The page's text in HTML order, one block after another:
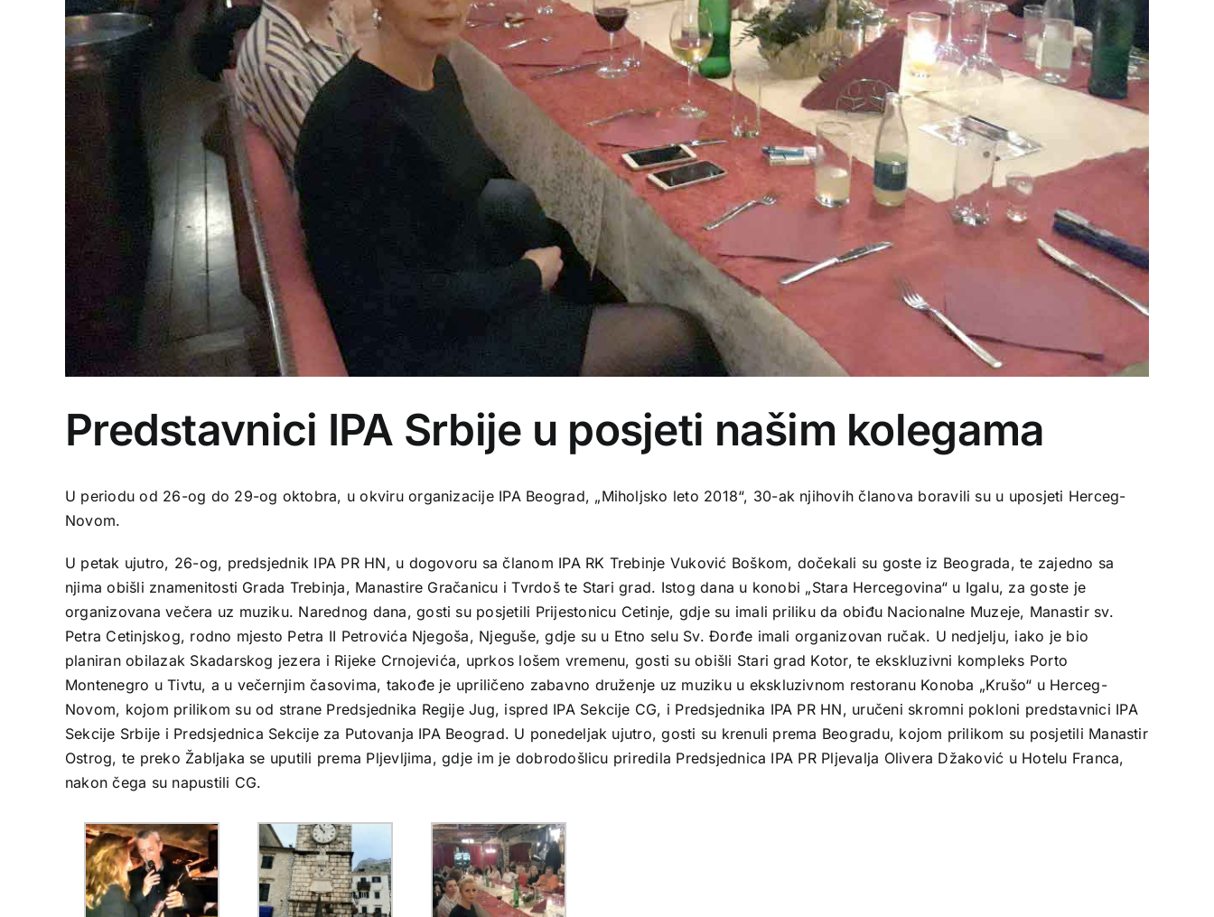
Predstavnici IPA Srbije u posjeti našim kolegama
U periodu od 26-og do 29-og oktobra, u okviru organizacije IPA Beograd, „Miholjsko leto 2018“, 30-ak njihovih članova boravili su u uposjeti Herceg-
Novom.
U petak ujutro, 26-og, predsjednik IPA PR HN, u dogovoru sa članom IPA RK Trebinje Vuković Boškom, dočekali su goste iz Beograda, te zajedno sa
njima obišli znamenitosti Grada Trebinja, Manastire Gračanicu i Tvrdoš te Stari grad. Istog dana u konobi „Stara Hercegovina“ u Igalu, za goste je
organizovana večera uz muziku. Narednog dana, gosti su posjetili Prijestonicu Cetinje, gdje su imali priliku da obiđu Nacionalne Muzeje, Manastir sv.
Petra Cetinjskog, rodno mjesto Petra II Petrovića Njegoša, Njeguše, gdje su u Etno selu Sv. Đorđe imali organizovan ručak. U nedjelju, iako je bio
planiran obilazak Skadarskog jezera i Rijeke Crnojevića, uprkos lošem vremenu, gosti su obišli Stari grad Kotor, te ekskluzivni kompleks Porto
Montenegro u Tivtu, a u večernjim časovima, takođe je upriličeno zabavno druženje uz muziku u ekskluzivnom restoranu Konoba „Krušo“ u Herceg-
Novom, kojom prilikom su od strane Predsjednika Regije Jug, ispred IPA Sekcije CG, i Predsjednika IPA PR HN, uručeni skromni pokloni predstavnici IPA
Sekcije Srbije i Predsjednica Sekcije za Putovanja IPA Beograd. U ponedeljak ujutro, gosti su krenuli prema Beogradu, kojom prilikom su posjetili Manastir
Ostrog, te preko Žabljaka se uputili prema Pljevljima, gdje im je dobrodošlicu priredila Predsjednica IPA PR Pljevalja Olivera Džaković u Hotelu Franca,
nakon čega su napustili CG.